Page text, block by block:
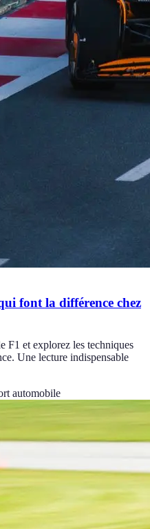
font la différence chez
F1 et explorez les techniques
Une lecture indispensable
automobile